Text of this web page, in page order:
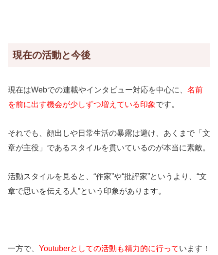
現在の活動と今後
現在はWebでの連載やインタビュー対応を中心に、 名前
を前に出す機会が少しずつ増えている印象です。
それでも、顔出しや日常生活の暴露は避け、あくまで「文
章が主役」であるスタイルを貫いているのが本当に素敵。
活動スタイルを見ると、“作家”や“批評家”というより、“文
章で思いを伝える人”という印象があります。
一方で、 Youtuberとしての活動も精力的に行っています！